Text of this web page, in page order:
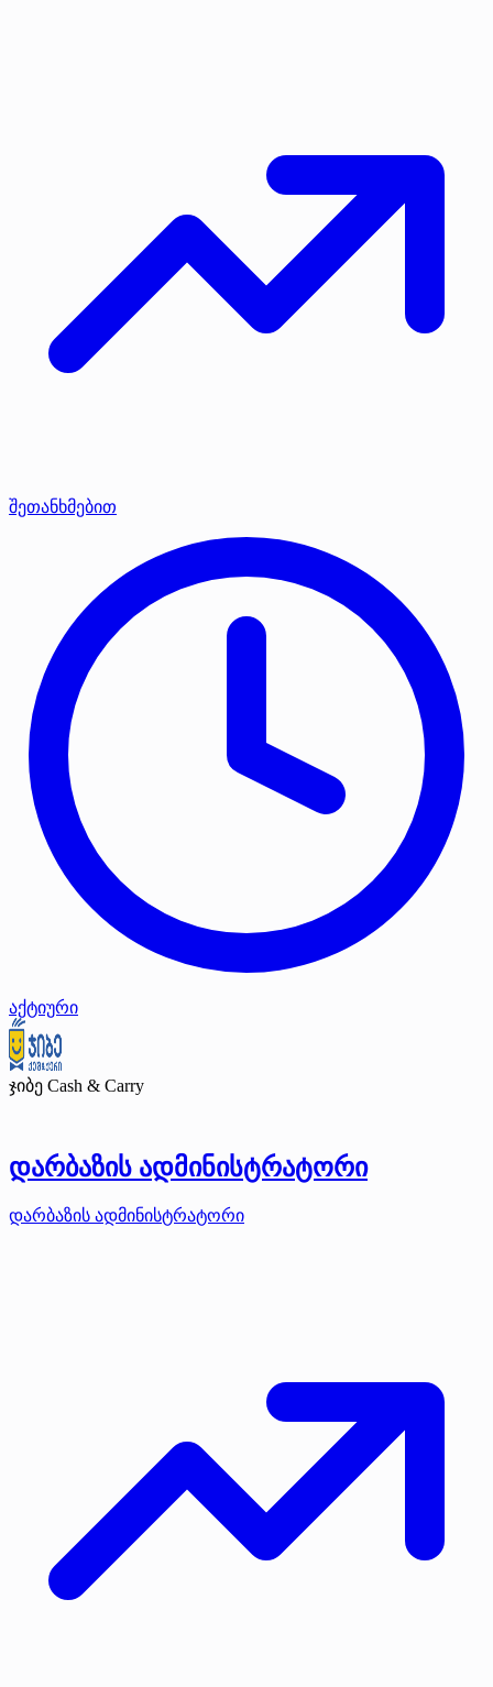
შეთანხმებით
აქტიური
ჯიბე Cash & Carry
დარბაზის ადმინისტრატორი
დარბაზის ადმინისტრატორი